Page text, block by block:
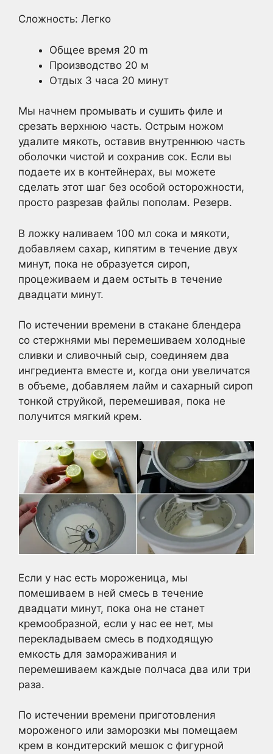
Сложность: Легко
Общее время 20 m
Производство 20 м
Отдых 3 часа 20 минут
Мы начнем промывать и сушить филе и
срезать верхнюю часть. Острым ножом
удалите мякоть, оставив внутреннюю часть
оболочки чистой и сохранив сок. Если вы
подаете их в контейнерах, вы можете
сделать этот шаг без особой осторожности,
просто разрезав файлы пополам. Резерв.
В ложку наливаем 100 мл сока и мякоти,
добавляем сахар, кипятим в течение двух
минут, пока не образуется сироп,
процеживаем и даем остыть в течение
двадцати минут.
По истечении времени в стакане блендера
со стержнями мы перемешиваем холодные
сливки и сливочный сыр, соединяем два
ингредиента вместе и, когда они увеличатся
в объеме, добавляем лайм и сахарный сироп
тонкой струйкой, перемешивая, пока не
получится мягкий крем.
Если у нас есть мороженица, мы
помешиваем в ней смесь в течение
двадцати минут, пока она не станет
кремообразной, если у нас ее нет, мы
перекладываем смесь в подходящую
емкость для замораживания и
перемешиваем каждые полчаса два или три
раза.
По истечении времени приготовления
мороженого или заморозки мы помещаем
крем в кондитерский мешок с фигурной